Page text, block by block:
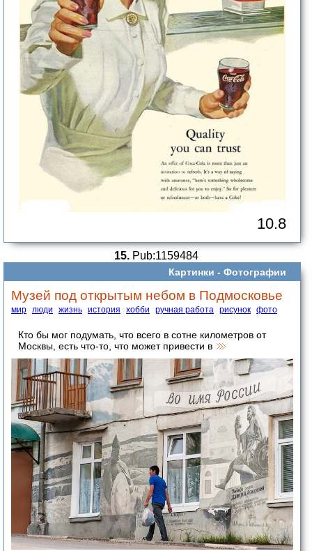
10.8
15.Pub:1159484
Картинки - Фотографии
Музей под открытым небом в Подмосковье
мир люди жизнь история хобби ручная работа рисунок фото
Кто бы мог подумать, что всего в сотне километров от
Москвы, есть что-то, что может привести в